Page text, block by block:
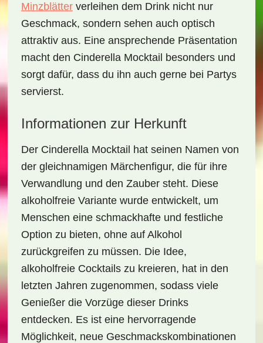
Minzblätterverleihen dem Drink nicht nur
Geschmack, sondern sehen auch optisch
attraktiv aus. Eine ansprechende Präsentation
macht den Cinderella Mocktail besonders und
sorgt dafür, dass du ihn auch gerne bei Partys
servierst.
Informationen zur Herkunft
Der Cinderella Mocktail hat seinen Namen von
der gleichnamigen Märchenfigur, die für ihre
Verwandlung und den Zauber steht. Diese
alkoholfreie Variante wurde entwickelt, um
Menschen eine schmackhafte und festliche
Option zu bieten, ohne auf Alkohol
zurückgreifen zu müssen. Die Idee,
alkoholfreie Cocktails zu kreieren, hat in den
letzten Jahren zugenommen, sodass viele
Genießer die Vorzüge dieser Drinks
entdecken. Es ist eine hervorragende
Möglichkeit, neue Geschmackskombinationen